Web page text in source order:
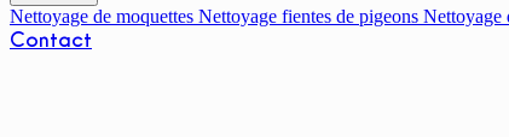
Nettoyage de moquettes Nettoyage fientes de pigeons Nettoyage
Contact